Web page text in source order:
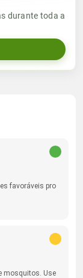
do ar
do ar
h
durante toda a
favoráveis pro
mosquitos. Use